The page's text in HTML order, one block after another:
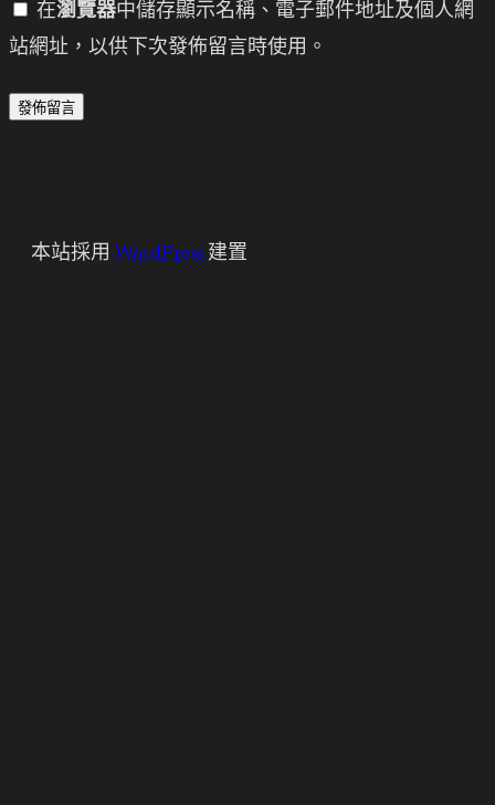
在瀏覽器中儲存顯示名稱、電子郵件地址及個人網
站網址，以供下次發佈留言時使用。
本站採用 WordPress 建置